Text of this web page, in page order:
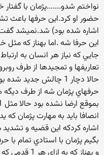
نواختم شدو.......پژمان با
حضور او كرد.اين حرفها باعث
اشاره شده بود) شد.نميشد
اين حرفا شه .اما بهناز كه مثل
جايي كه نياز هر انسان به
تعاريفها و تمجيدها از طرف
حالا دچار 1 چالش
حرفهاي پژمان شه از طرف
انصافا بايد به مهارت پژمان
اشاره كردكه اين قضيه و تشديد
بگيم پژمان با استادي تمام با